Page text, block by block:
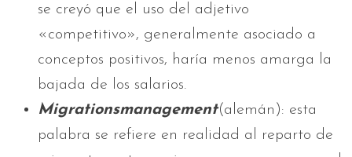
se creyó que el uso del adjetivo
«competitivo», generalmente asociado a
conceptos positivos, haría menos amarga la
bajada de los salarios.
Migrationsmanagement(alemán): esta
palabra se refiere en realidad al reparto de